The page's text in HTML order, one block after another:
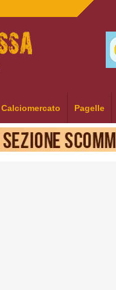
Calciomercato Pagelle